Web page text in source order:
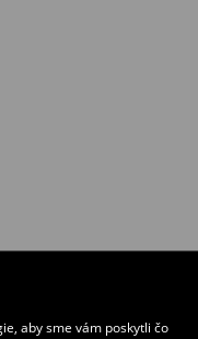
aby sme vám poskytli čo